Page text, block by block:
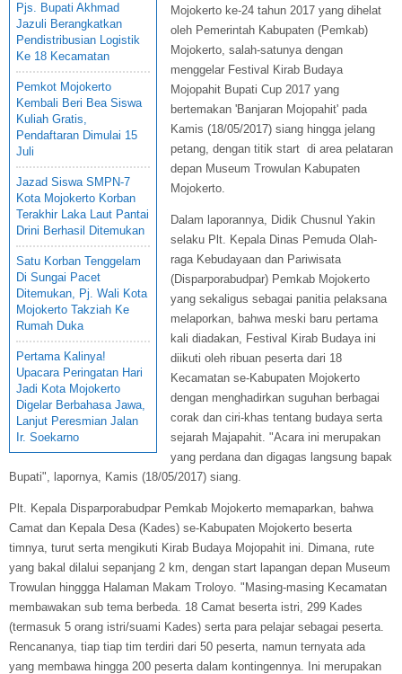
Pjs. Bupati Akhmad
Jazuli Berangkatkan
Pendistribusian Logistik
Ke 18 Kecamatan
Pemkot Mojokerto
Kembali Beri Bea Siswa
Kuliah Gratis,
Pendaftaran Dimulai 15
Juli
Jazad Siswa SMPN-7
Kota Mojokerto Korban
Terakhir Laka Laut Pantai
Drini Berhasil Ditemukan
Satu Korban Tenggelam
Di Sungai Pacet
Ditemukan, Pj. Wali Kota
Mojokerto Takziah Ke
Rumah Duka
Pertama Kalinya!
Upacara Peringatan Hari
Jadi Kota Mojokerto
Digelar Berbahasa Jawa,
Lanjut Peresmian Jalan
Ir. Soekarno
Mojokerto ke-24 tahun 2017 yang dihelat
oleh Pemerintah Kabupaten (Pemkab)
Mojokerto, salah-satunya dengan
menggelar Festival Kirab Budaya
Mojopahit Bupati Cup 2017 yang
bertemakan 'Banjaran Mojopahit' pada
Kamis (18/05/2017) siang hingga jelang
petang, dengan titik start di area pelataran
depan Museum Trowulan Kabupaten
Mojokerto.
Dalam laporannya, Didik Chusnul Yakin
selaku Plt. Kepala Dinas Pemuda Olah-
raga Kebudayaan dan Pariwisata
(Disparporabudpar) Pemkab Mojokerto
yang sekaligus sebagai panitia pelaksana
melaporkan, bahwa meski baru pertama
kali diadakan, Festival Kirab Budaya ini
diikuti oleh ribuan peserta dari 18
Kecamatan se-Kabupaten Mojokerto
dengan menghadirkan suguhan berbagai
corak dan ciri-khas tentang budaya serta
sejarah Majapahit. "Acara ini merupakan
yang perdana dan digagas langsung bapak
Bupati", lapornya, Kamis (18/05/2017) siang.
Plt. Kepala Disparporabudpar Pemkab Mojokerto memaparkan, bahwa
Camat dan Kepala Desa (Kades) se-Kabupaten Mojokerto beserta
timnya, turut serta mengikuti Kirab Budaya Mojopahit ini. Dimana, rute
yang bakal dilalui sepanjang 2 km, dengan start lapangan depan Museum
Trowulan hinggga Halaman Makam Troloyo. "Masing-masing Kecamatan
membawakan sub tema berbeda. 18 Camat beserta istri, 299 Kades
(termasuk 5 orang istri/suami Kades) serta para pelajar sebagai peserta.
Rencananya, tiap tiap tim terdiri dari 50 peserta, namun ternyata ada
yang membawa hingga 200 peserta dalam kontingennya. Ini merupakan